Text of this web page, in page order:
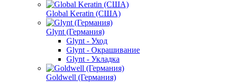
Global Keratin (США)
Glynt (Германия)
Glynt - Уход
Glynt - Окрашивание
Glynt - Укладка
Goldwell (Германия)